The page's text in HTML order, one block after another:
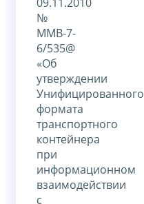
№
ММВ-7-
6/535@
«Об
утверждении
Унифицированного
формата
транспортного
контейнера
при
информационном
взаимодействии
с